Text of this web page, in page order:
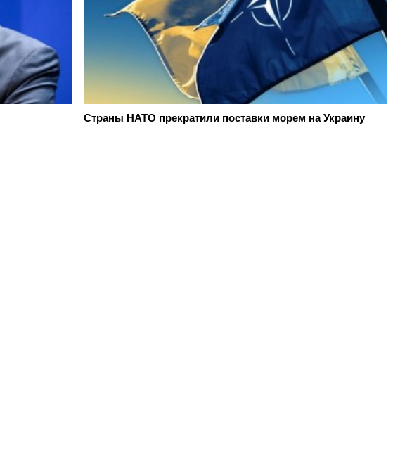
Страны НАТО прекратили поставки морем на Украину